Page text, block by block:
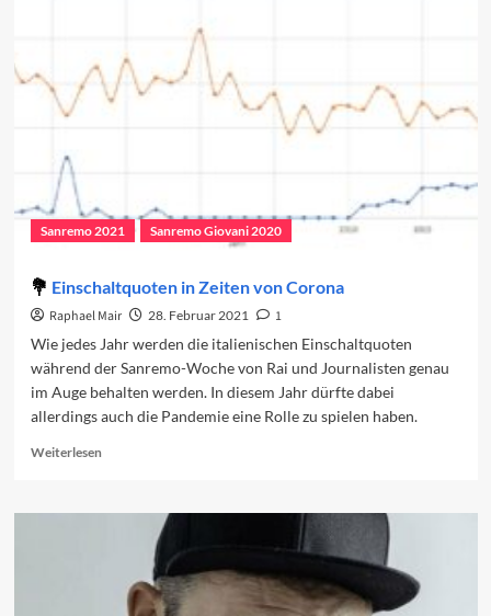
Sanremo 2021 Sanremo Giovani 2020
Einschaltquoten in Zeiten von Corona
Raphael Mair 28. Februar 2021
1
Wie jedes Jahr werden die italienischen Einschaltquoten
während der Sanremo-Woche von Rai und Journalisten genau
im Auge behalten werden. In diesem Jahr dürfte dabei
allerdings auch die Pandemie eine Rolle zu spielen haben.
WeiterlesenRead
Einschaltquoten
Corona